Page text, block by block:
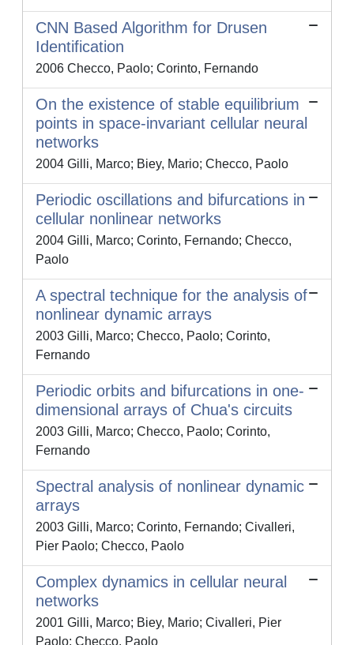
CNN Based Algorithm for Drusen
Identification
2006 Checco, Paolo; Corinto, Fernando
On the existence of stable equilibrium
points in space-invariant cellular neural
networks
2004 Gilli, Marco; Biey, Mario; Checco, Paolo
Periodic oscillations and bifurcations in
cellular nonlinear networks
2004 Gilli, Marco; Corinto, Fernando; Checco,
Paolo
A spectral technique for the analysis of
nonlinear dynamic arrays
2003 Gilli, Marco; Checco, Paolo; Corinto,
Fernando
Periodic orbits and bifurcations in one-
dimensional arrays of Chua's circuits
2003 Gilli, Marco; Checco, Paolo; Corinto,
Fernando
Spectral analysis of nonlinear dynamic
arrays
2003 Gilli, Marco; Corinto, Fernando; Civalleri,
Pier Paolo; Checco, Paolo
Complex dynamics in cellular neural
networks
2001 Gilli, Marco; Biey, Mario; Civalleri, Pier
Paolo; Checco, Paolo